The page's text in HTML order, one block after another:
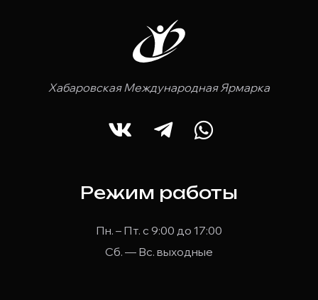
Хабаровская Международная Ярмарка
Режим работы
Пн. – Пт. с 9:00 до 17:00
Сб. — Вс. выходные